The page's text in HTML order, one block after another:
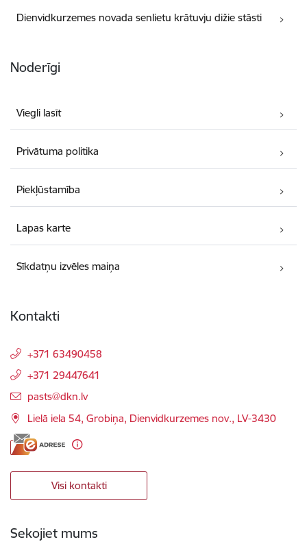
Dienvidkurzemes novada senlietu krātuvju dižie stāsti
Noderīgi
Viegli lasīt
Privātuma politika
Piekļūstamība
Lapas karte
Sīkdatņu izvēles maiņa
Kontakti
+371 63490458
+371 29447641
E-pasts:
pasts@dkn.lv
Lielā iela 54, Grobiņa, Dienvidkurzemes nov., LV-3430
Visi kontakti
Sekojiet mums